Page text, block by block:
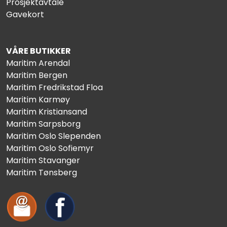
Gavekort
VÅRE BUTIKKER
Maritim Arendal
Maritim Bergen
Maritim Fredrikstad Floa
Maritim Karmøy
Maritim Kristiansand
Maritim Sarpsborg
Maritim Oslo Slependen
Maritim Oslo Sofiemyr
Maritim Stavanger
Maritim Tønsberg